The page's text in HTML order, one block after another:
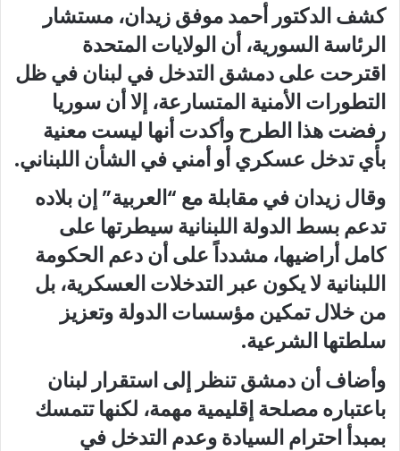
كشف الدكتور أحمد موفق زيدان، مستشار
الرئاسة السورية، أن الولايات المتحدة
اقترحت على دمشق التدخل في لبنان في ظل
التطورات الأمنية المتسارعة، إلا أن سوريا
رفضت هذا الطرح وأكدت أنها ليست معنية
بأي تدخل عسكري أو أمني في الشأن اللبناني.
وقال زيدان في مقابلة مع “العربية” إن بلاده
تدعم بسط الدولة اللبنانية سيطرتها على
كامل أراضيها، مشدداً على أن دعم الحكومة
اللبنانية لا يكون عبر التدخلات العسكرية، بل
من خلال تمكين مؤسسات الدولة وتعزيز
سلطتها الشرعية.
وأضاف أن دمشق تنظر إلى استقرار لبنان
باعتباره مصلحة إقليمية مهمة، لكنها تتمسك
بمبدأ احترام السيادة وعدم التدخل في